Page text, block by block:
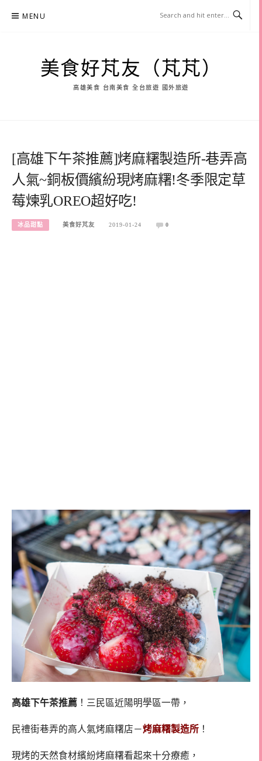
MENU
美食好芃友（芃芃）
高雄美食 台南美食 全台旅遊 國外旅遊
[高雄下午茶推薦]烤麻糬製造所-巷弄高
人氣~銅板價繽紛現烤麻糬!冬季限定草
莓煉乳OREO超好吃!
冰品甜點 美食好芃友 2019-01-24 0
高雄下午茶推薦 ！三民區近陽明學區一帶，
民禮街巷弄的高人氣烤麻糬店－烤麻糬製造所 ！
現烤的天然食材繽紛烤麻糬看起來十分療癒，